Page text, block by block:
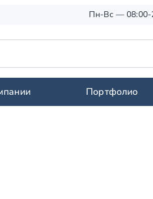
Пн-Вс — 08:00-
Портфолио